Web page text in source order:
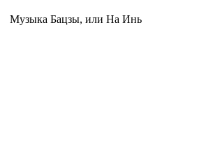
Музыка Бацзы, или На Инь